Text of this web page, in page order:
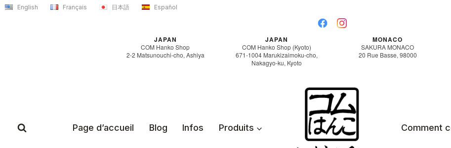
Aller
English Français 日本語 Español
JAPAN
COM Hanko Shop
2-2 Matsunouchi-cho, Ashiya
JAPAN
COM Hanko Shop (Kyoto)
671-1004 Marukizaimoku-cho,
Nakagyo-ku, Kyoto
MONACO
SAKURA MONACO
20 Rue Basse, 98000
Page d’accueil Blog Infos Produits Comment